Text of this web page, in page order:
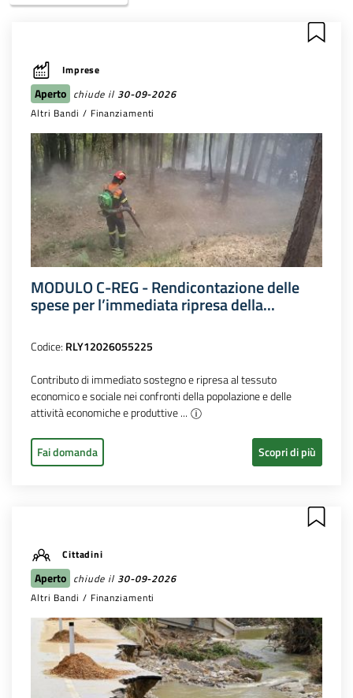
Imprese
Aperto chiude il 30-09-2026
Altri Bandi / Finanziamenti
MODULO C-REG - Rendicontazione delle
spese per l’immediata ripresa della...
Codice: RLY12026055225
Contributo di immediato sostegno e ripresa al tessuto
economico e sociale nei confronti della popolazione e delle
attività economiche e produttive ...
Fai domanda Scopri di più
Cittadini
Aperto chiude il 30-09-2026
Altri Bandi / Finanziamenti